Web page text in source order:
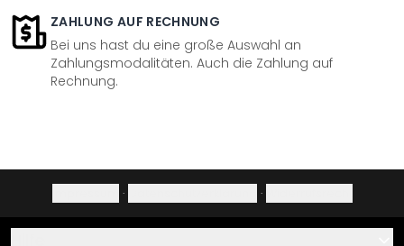
ZAHLUNG AUF RECHNUNG
Bei uns hast du eine große Auswahl an
Zahlungsmodalitäten. Auch die Zahlung auf
Rechnung.
· ·